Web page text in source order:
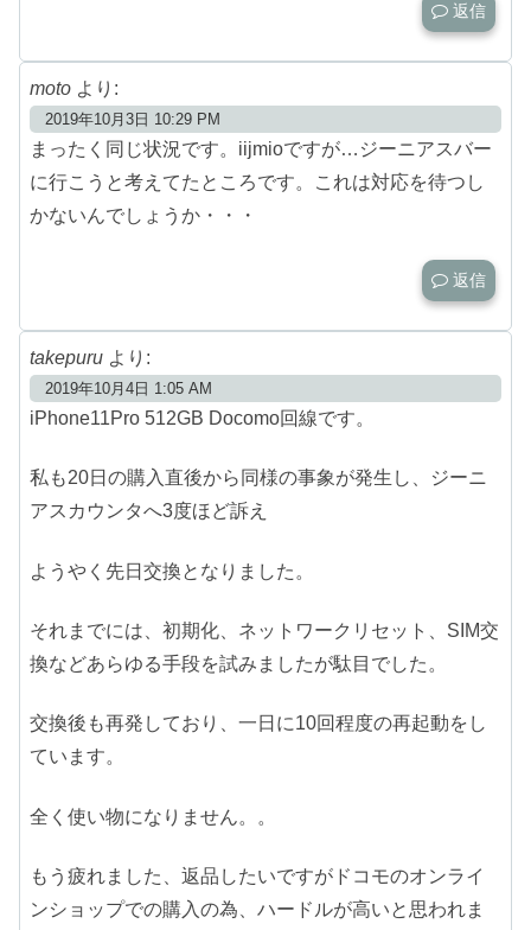
返信
moto より:
2019年10月3日 10:29 PM
まったく同じ状況です。iijmioですが…ジーニアスバー
に行こうと考えてたところです。これは対応を待つし
かないんでしょうか・・・
返信
takepuru より:
2019年10月4日 1:05 AM
iPhone11Pro 512GB Docomo回線です。
私も20日の購入直後から同様の事象が発生し、ジーニ
アスカウンタへ3度ほど訴え
ようやく先日交換となりました。
それまでには、初期化、ネットワークリセット、SIM交
換などあらゆる手段を試みましたが駄目でした。
交換後も再発しており、一日に10回程度の再起動をし
ています。
全く使い物になりません。。
もう疲れました、返品したいですがドコモのオンライ
ンショップでの購入の為、ハードルが高いと思われま